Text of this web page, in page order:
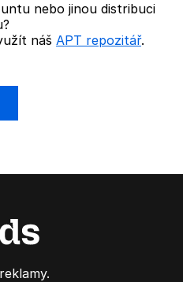
nebo jinou distribuci
náš APT repozitář.